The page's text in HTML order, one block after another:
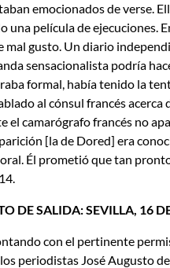
emocionados de verse.
una película de ejecuciones.
mal gusto. Un diario
sensacionalista podría
formal, había tenido la
al cónsul francés acerca
el camarógrafo francés no
[la de Dored] era
Él prometió que tan
DE SALIDA: SEVILLA, 16
con el pertinente
periodistas José Augusto